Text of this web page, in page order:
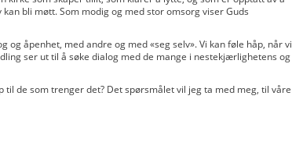
bli møtt. Som modig og med stor omsorg viser Guds
og åpenhet, med andre og med «seg selv». Vi kan føle håp, når vi
ser ut til å søke dialog med de mange i nestekjærlighetens og
til de som trenger det? Det spørsmålet vil jeg ta med meg, til våre